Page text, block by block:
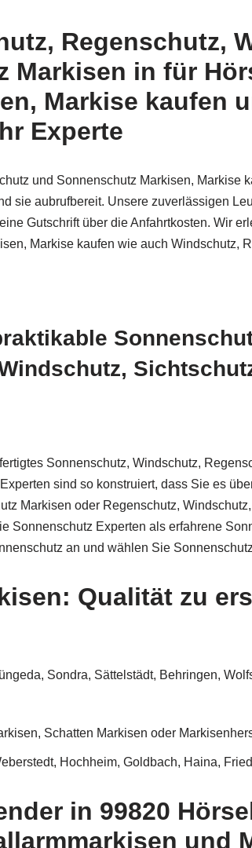
Regenschutz,
Markisen in für
Markise kaufen
Experte
und Sonnenschutz Markisen,
sie aubrufbereit. Unsere zuverlässigen
Gutschrift über die Anfahrtkosten. Wir
Markise kaufen wie auch Windschutz,
Sonnenschutz, Windschutz,
sind so konstruiert, dass Sie es
Markisen oder Regenschutz,
Sonnenschutz Experten als erfahrene
an und wählen Sie
Qualität zu
Sondra, Sättelstädt, Behringen,
Schatten Markisen oder
Hochheim, Goldbach, Haina,
in 99820
und